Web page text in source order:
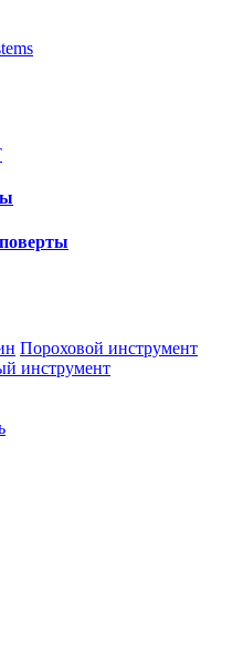
Пороховой инструмент
инструмент